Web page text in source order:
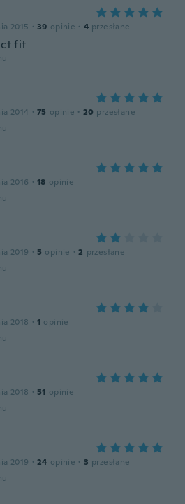
2015 · 39 opinie · 4 przesłane
fit
2014 · 75 opinie · 20 przesłane
2016 · 18 opinie
2019 · 5 opinie · 2 przesłane
2018 · 1 opinie
2018 · 51 opinie
2019 · 24 opinie · 3 przesłane